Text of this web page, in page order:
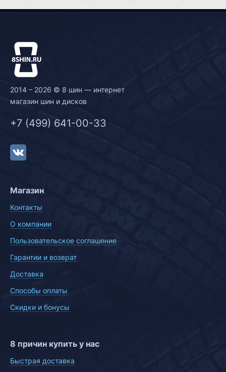
2014 – 2026 © 8 шин — интернет
магазин шин и дисков
+7 (499) 641-00-33
Магазин
Контакты
О компании
Пользовательское соглашение
Гарантии и возврат
Доставка
Способы оплаты
Скидки и бонусы
8 причин купить у нас
Быстрая доставка